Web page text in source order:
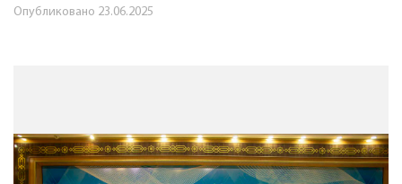
Опубликовано 23.06.2025